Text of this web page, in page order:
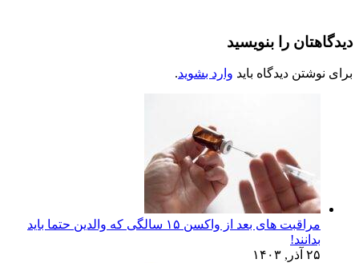
دیدگاهتان را بنویسید
برای نوشتن دیدگاه باید وارد بشوید.
مراقبت های بعد از واکسن ۱۵ سالگی که والدین حتما باید
بدانند!
۲۵ آذر, ۱۴۰۳